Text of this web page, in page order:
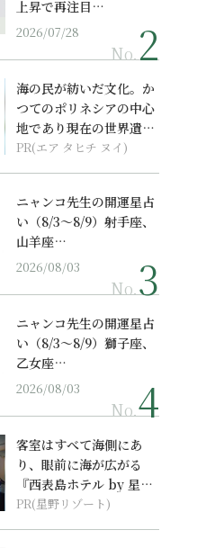
上昇で再注目…
2026/07/28
No.
海の民が紡いだ文化。か
つてのポリネシアの中心
地であり現在の世界遺産
からみえてくる...
PR(エア タヒチ ヌイ)
ニャンコ先生の開運星占
い（8/3～8/9）射手座、
山羊座…
2026/08/03
No.
ニャンコ先生の開運星占
い（8/3～8/9）獅子座、
乙女座…
2026/08/03
No.
客室はすべて海側にあ
り、眼前に海が広がる
『西表島ホテル by 星野
リゾート』
PR(星野リゾート)